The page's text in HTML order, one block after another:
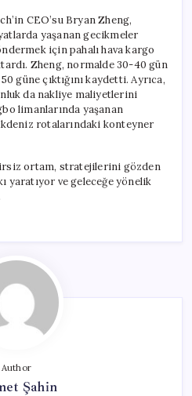
CEO’su Bryan Zheng,
yaşanan gecikmeler
için pahalı hava kargo
Zheng, normalde 30-40 gün
güne çıktığını kaydetti. Ayrıca,
da nakliye maliyetlerini
limanlarında yaşanan
rotalarındaki konteyner
ortam, stratejilerini gözden
yaratıyor ve geleceğe yönelik
Author
Şahin